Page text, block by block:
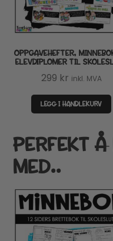
OPPGAVEHEFTER,
ELEVDIPLOMER TIL
299 kr inkl. MVA
LEGG I HANDLEKURV
PERFEKT
MED..